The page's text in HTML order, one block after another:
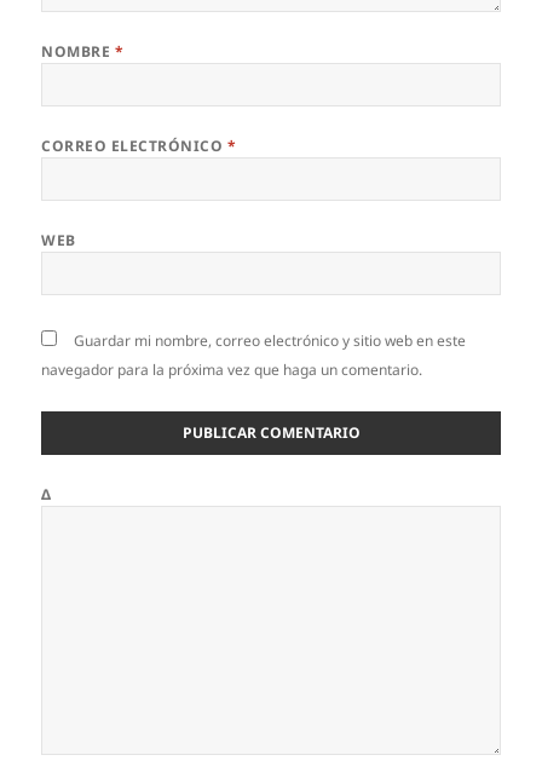
NOMBRE *
CORREO ELECTRÓNICO *
WEB
Guardar mi nombre, correo electrónico y sitio web en este
navegador para la próxima vez que haga un comentario.
Δ